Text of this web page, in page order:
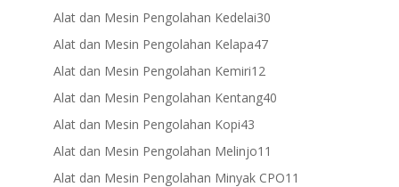
products
Alat dan Mesin Pengolahan Kedelai3030
Alat dan Mesin Pengolahan Kelapa4747
Alat dan Mesin Pengolahan Kemiri1212
products
Alat dan Mesin Pengolahan Kentang4040
Alat dan Mesin Pengolahan Kopi4343
products
Alat dan Mesin Pengolahan Melinjo11
products
Alat dan Mesin Pengolahan Minyak CPO11